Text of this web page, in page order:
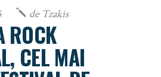
de Tzakis
ROCK
CEL MAI